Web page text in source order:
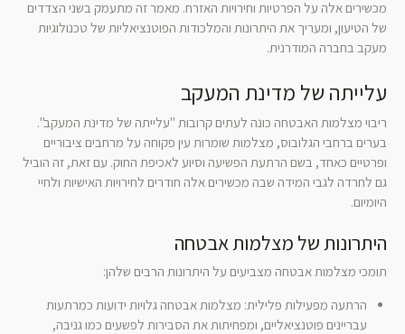
מכשירים אלה על הפרטיות וחירויות האזרח. מאמר זה מתעמק בשני הצדדים
של הטיעון, ומעריך את היתרונות והמלכודות הפוטנציאליות של טכנולוגיות
מעקב בחברה המודרנית.
עלייתה של מדינת המעקב
ריבוי מצלמות האבטחה כונה לעתים קרובות "עלייתה של מדינת המעקב".
בערים ברחבי הגלובוס, מצלמות שומרות עין פקוחה על מרחבים ציבוריים
ופרטיים כאחד, בשם הרתעת הפשיעה וסיוע לאכיפת החוק. עם זאת, זה הוביל
גם לחרדה לגבי המידה שבה מכשירים אלה חודרים לחירויות האישיות ולחיי
היומיום.
היתרונות של מצלמות אבטחה
תומכי מצלמות אבטחה מצביעים על היתרונות הרבים שלהן:
הרתעה מפעילות פלילית: מצלמות אבטחה גלויות ידועות כמרתעות
עבריינים פוטנציאליים, ומפחיתות את הסבירות לפשעים כמו גניבה,